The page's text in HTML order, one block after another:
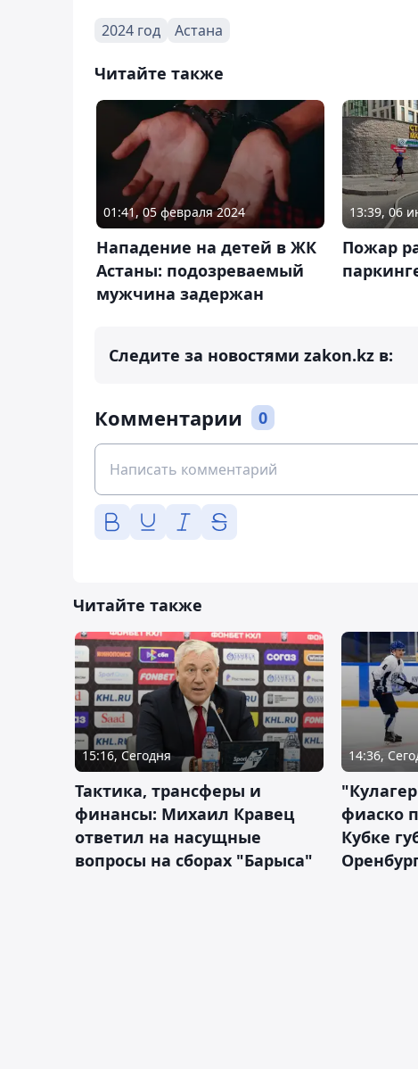
2024 год Астана
Читайте также
01:41, 05 февраля 2024
Нападение на детей в ЖК
Астаны: подозреваемый
мужчина задержан
13:39, 06
Пожар
Следите за новостями zakon.kz в:
Комментарии 0
Читайте также
15:16, Сегодня
Тактика, трансферы и
финансы: Михаил Кравец
ответил на насущные
вопросы на сборах "Барыса"
14:36,
фиаско
Кубке